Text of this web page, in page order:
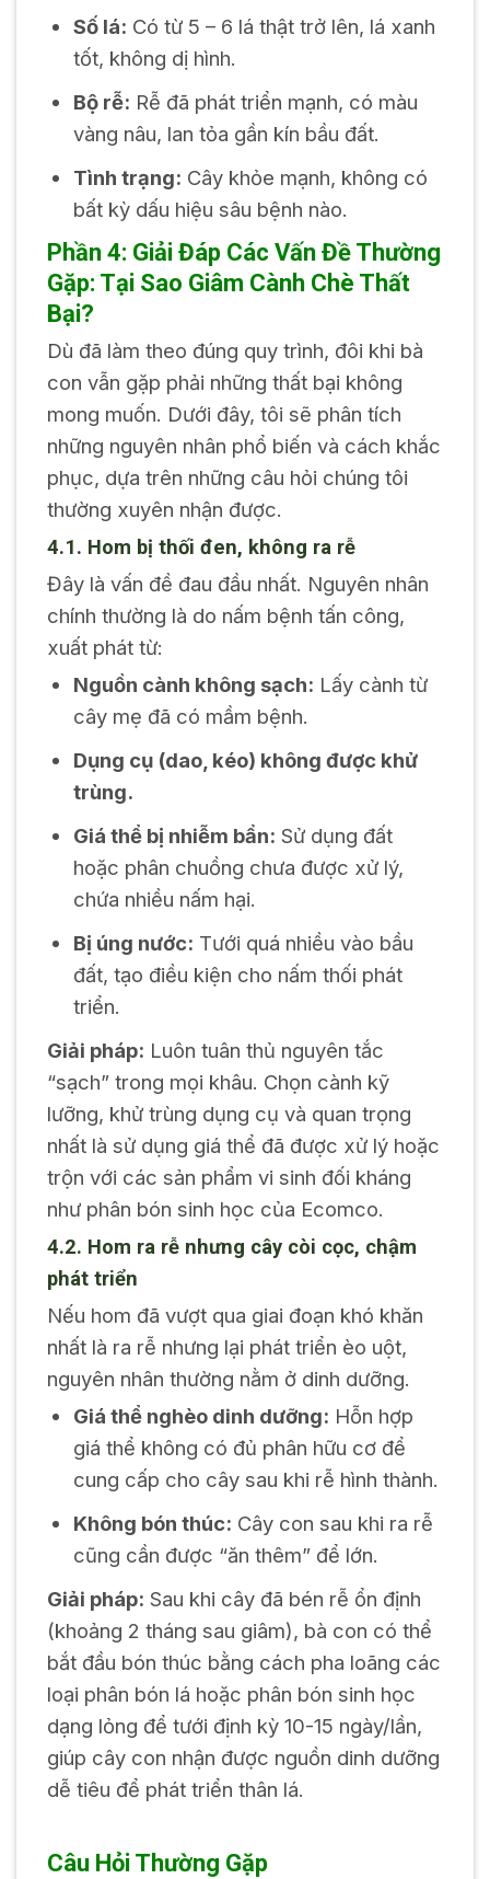
Số lá: Có từ 5 – 6 lá thật trở lên, lá xanh
tốt, không dị hình.
Bộ rễ: Rễ đã phát triển mạnh, có màu
vàng nâu, lan tỏa gần kín bầu đất.
Tình trạng: Cây khỏe mạnh, không có
bất kỳ dấu hiệu sâu bệnh nào.
Phần 4: Giải Đáp Các Vấn Đề Thường
Gặp: Tại Sao Giâm Cành Chè Thất
Bại?
Dù đã làm theo đúng quy trình, đôi khi bà
con vẫn gặp phải những thất bại không
mong muốn. Dưới đây, tôi sẽ phân tích
những nguyên nhân phổ biến và cách khắc
phục, dựa trên những câu hỏi chúng tôi
thường xuyên nhận được.
4.1. Hom bị thối đen, không ra rễ
Đây là vấn đề đau đầu nhất. Nguyên nhân
chính thường là do nấm bệnh tấn công,
xuất phát từ:
Nguồn cành không sạch: Lấy cành từ
cây mẹ đã có mầm bệnh.
Dụng cụ (dao, kéo) không được khử
trùng.
Giá thể bị nhiễm bẩn: Sử dụng đất
hoặc phân chuồng chưa được xử lý,
chứa nhiều nấm hại.
Bị úng nước: Tưới quá nhiều vào bầu
đất, tạo điều kiện cho nấm thối phát
triển.
Giải pháp: Luôn tuân thủ nguyên tắc
“sạch” trong mọi khâu. Chọn cành kỹ
lưỡng, khử trùng dụng cụ và quan trọng
nhất là sử dụng giá thể đã được xử lý hoặc
trộn với các sản phẩm vi sinh đối kháng
như phân bón sinh học của Ecomco.
4.2. Hom ra rễ nhưng cây còi cọc, chậm
phát triển
Nếu hom đã vượt qua giai đoạn khó khăn
nhất là ra rễ nhưng lại phát triển èo uột,
nguyên nhân thường nằm ở dinh dưỡng.
Giá thể nghèo dinh dưỡng: Hỗn hợp
giá thể không có đủ phân hữu cơ để
cung cấp cho cây sau khi rễ hình thành.
Không bón thúc: Cây con sau khi ra rễ
cũng cần được “ăn thêm” để lớn.
Giải pháp: Sau khi cây đã bén rễ ổn định
(khoảng 2 tháng sau giâm), bà con có thể
bắt đầu bón thúc bằng cách pha loãng các
loại phân bón lá hoặc phân bón sinh học
dạng lỏng để tưới định kỳ 10-15 ngày/lần,
giúp cây con nhận được nguồn dinh dưỡng
dễ tiêu để phát triển thân lá.
Câu Hỏi Thường Gặp